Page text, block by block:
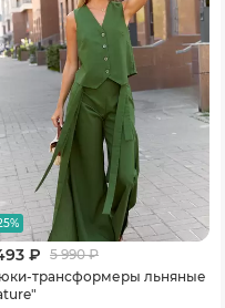
₽ 5 990₽
трансформеры льняные